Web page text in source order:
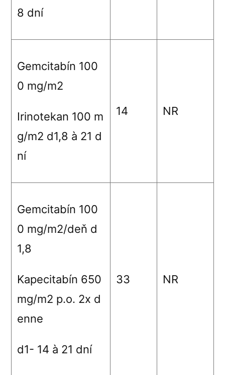
8 dní
Gemcitabín 100
0 mg/m2
Irinotekan 100 m
g/m2 d1,8 à 21 d
ní
14 NR
Gemcitabín 100
0 mg/m2/deň d
1,8
Kapecitabín 650
mg/m2 p.o. 2x d
enne
d1- 14 à 21 dní
33 NR